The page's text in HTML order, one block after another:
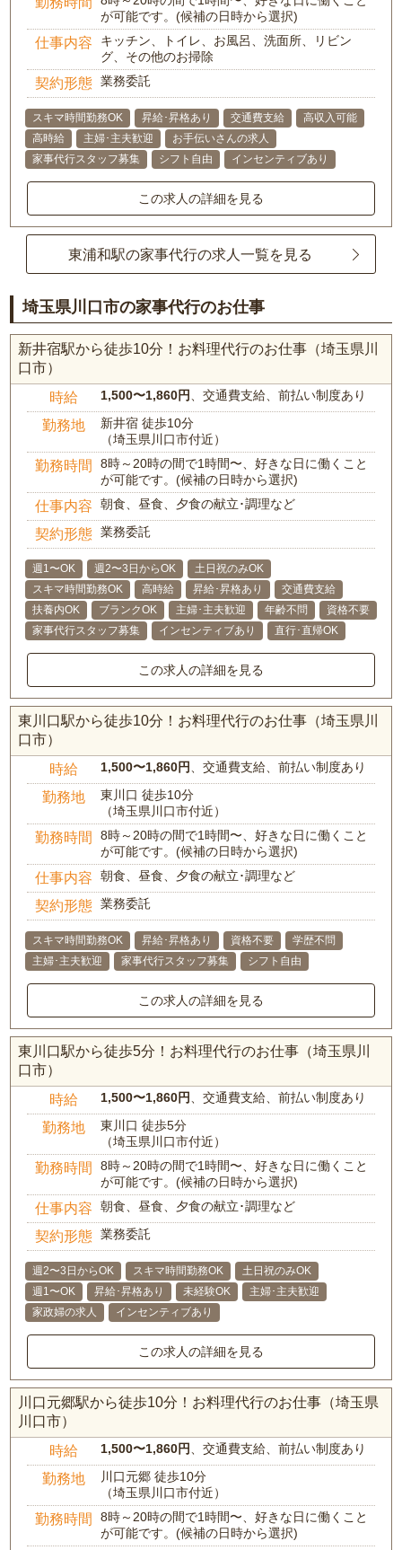
が可能です。(候補の日時から選択)
仕事内容
キッチン、トイレ、お風呂、洗面所、リビン
グ、その他のお掃除
契約形態 業務委託
スキマ時間勤務OK 昇給･昇格あり 交通費支給
高収入可能
高時給
主婦･主夫歓迎
お手伝いさんの求人
家事代行スタッフ募集
シフト自由 インセンティブあり
この求人の詳細を見る
東浦和駅の家事代行の求人一覧を見る
埼玉県川口市の家事代行のお仕事
新井宿駅から徒歩10分！お料理代行のお仕事（埼玉県川
口市）
時給 1,500〜1,860円 、交通費支給、前払い制度あり
勤務地
新井宿 徒歩10分
（埼玉県川口市付近）
勤務時間
8時～20時の間で1時間〜、好きな日に働くこと
が可能です。(候補の日時から選択)
仕事内容 朝食、昼食、夕食の献立･調理など
契約形態 業務委託
週1〜OK 週2〜3日からOK
土日祝のみOK
スキマ時間勤務OK
高時給 昇給･昇格あり
交通費支給
扶養内OK
ブランクOK 主婦･主夫歓迎 年齢不問
資格不要
家事代行スタッフ募集
インセンティブあり 直行･直帰OK
この求人の詳細を見る
東川口駅から徒歩10分！お料理代行のお仕事（埼玉県川
口市）
時給 1,500〜1,860円 、交通費支給、前払い制度あり
勤務地
東川口 徒歩10分
（埼玉県川口市付近）
勤務時間
8時～20時の間で1時間〜、好きな日に働くこと
が可能です。(候補の日時から選択)
仕事内容 朝食、昼食、夕食の献立･調理など
契約形態 業務委託
スキマ時間勤務OK 昇給･昇格あり 資格不要
学歴不問
主婦･主夫歓迎
家事代行スタッフ募集 シフト自由
この求人の詳細を見る
東川口駅から徒歩5分！お料理代行のお仕事（埼玉県川
口市）
時給 1,500〜1,860円 、交通費支給、前払い制度あり
勤務地
東川口 徒歩5分
（埼玉県川口市付近）
勤務時間
8時～20時の間で1時間〜、好きな日に働くこと
が可能です。(候補の日時から選択)
仕事内容 朝食、昼食、夕食の献立･調理など
契約形態 業務委託
週2〜3日からOK スキマ時間勤務OK
土日祝のみOK
週1〜OK
昇給･昇格あり 未経験OK
主婦･主夫歓迎
家政婦の求人
インセンティブあり
この求人の詳細を見る
川口元郷駅から徒歩10分！お料理代行のお仕事（埼玉県
川口市）
時給 1,500〜1,860円 、交通費支給、前払い制度あり
勤務地
川口元郷 徒歩10分
（埼玉県川口市付近）
勤務時間
8時～20時の間で1時間〜、好きな日に働くこと
が可能です。(候補の日時から選択)